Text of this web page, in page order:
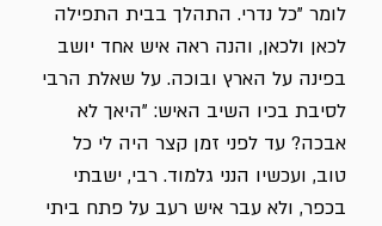
לומר "כל נדרי. התהלך בבית התפילה
לכאן ולכאן, והנה ראה איש אחד יושב
בפינה על הארץ ובוכה. על שאלת הרבי
לסיבת בכיו השיב האיש: "היאך לא
אבכה? עד לפני זמן קצר היה לי כל
טוב, ועכשיו הנני גלמוד. רבי, ישבתי
בכפר, ולא עבר איש רעב על פתח ביתי